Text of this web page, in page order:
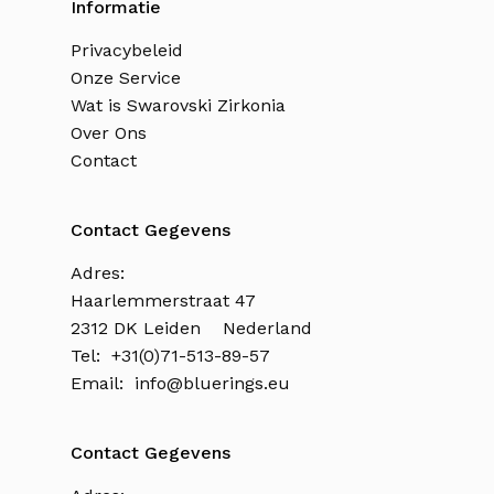
Informatie
Privacybeleid
Onze Service
Wat is Swarovski Zirkonia
Over Ons
Contact
Contact Gegevens
Adres:
Haarlemmerstraat 47
2312 DK Leiden Nederland
Tel: +31(0)71-513-89-57
Email: info@bluerings.eu
Contact Gegevens